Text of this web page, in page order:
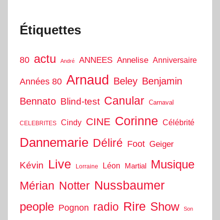
Étiquettes
80 actu André ANNEES Annelise Anniversaire
Années 80 Arnaud Beley Benjamin
Bennato Blind-test Canular Carnaval
CELEBRITES Cindy CINE Corinne Célébrité
Dannemarie Déliré Foot Geiger
Kévin Live Lorraine Léon Martial
Musique
Mérian Notter Nussbaumer
people Pognon radio Rire Show Son